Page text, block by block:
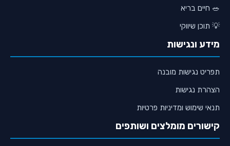
🥗 חיים בריא
💡 תוכן שיווקי
מידע ונגישות
תפריט נגישות מובנה
הצהרת נגישות
תנאי שימוש ומדיניות פרטיות
קישורים מומלצים ושותפים